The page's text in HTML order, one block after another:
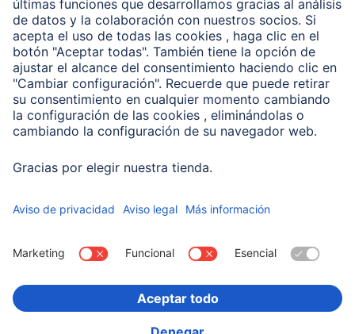
Conviértete en distribuidor
Compañía
Historia de la empresa
Hama en todo el Mundo
Sostenibilidad
Business-Portal
Escoger Pais